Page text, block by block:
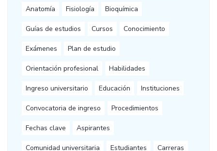
Anatomía Fisiología Bioquímica
Guías de estudios Cursos Conocimiento
Exámenes Plan de estudio
Orientación profesional Habilidades
Ingreso universitario Educación Instituciones
Convocatoria de ingreso Procedimientos
Fechas clave Aspirantes
Comunidad universitaria Estudiantes Carreras